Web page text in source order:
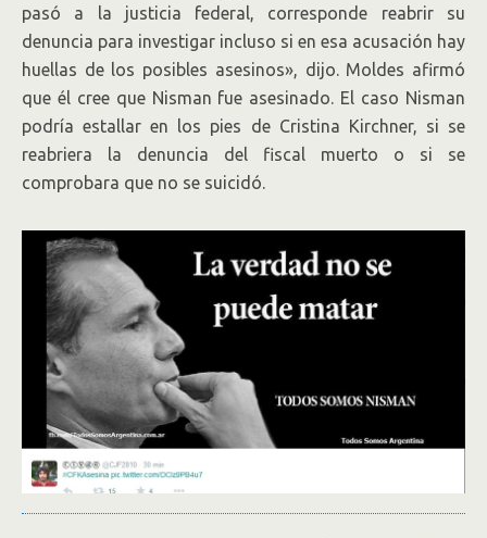
pasó a la justicia federal, corresponde reabrir su
denuncia para investigar incluso si en esa acusación hay
huellas de los posibles asesinos», dijo. Moldes afirmó
que él cree que Nisman fue asesinado. El caso Nisman
podría estallar en los pies de Cristina Kirchner, si se
reabriera la denuncia del fiscal muerto o si se
comprobara que no se suicidó.